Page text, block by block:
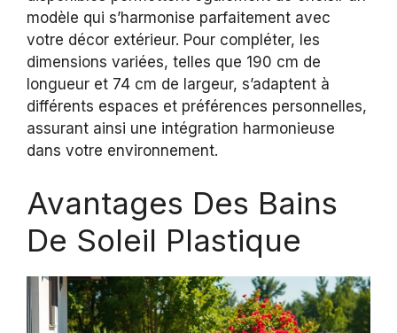
modèle qui s’harmonise parfaitement avec
votre décor extérieur. Pour compléter, les
dimensions variées, telles que 190 cm de
longueur et 74 cm de largeur, s’adaptent à
différents espaces et préférences personnelles,
assurant ainsi une intégration harmonieuse
dans votre environnement.
Avantages Des Bains
De Soleil Plastique